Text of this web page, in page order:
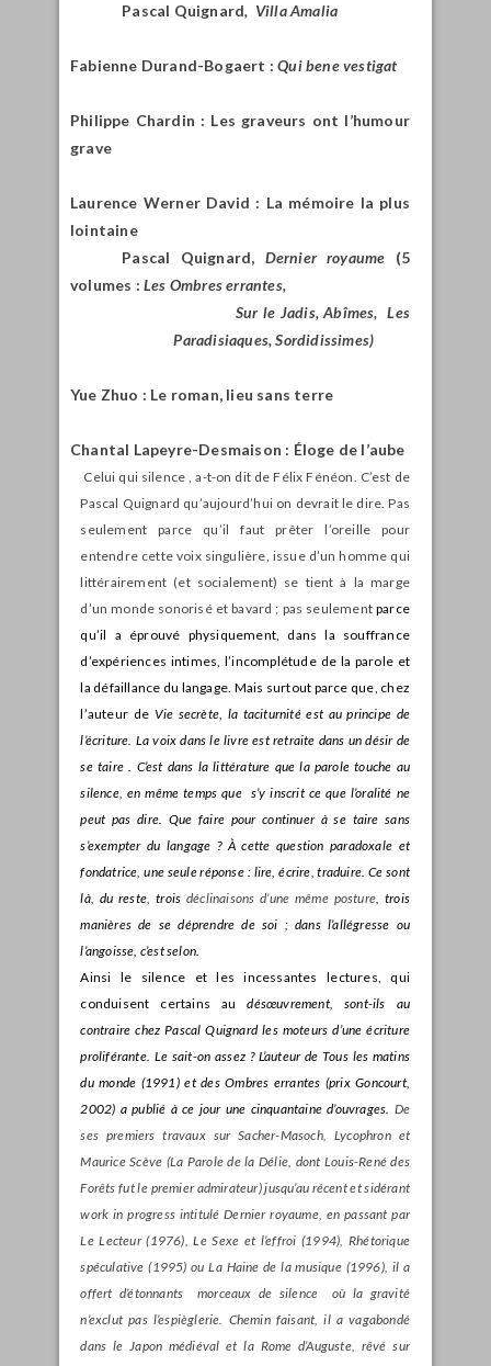
Pascal Quignard, Villa Amalia
Fabienne Durand-Bogaert :Qui bene vestigat
Philippe Chardin : Les graveurs ont l’humour
grave
Laurence Werner David : La mémoire la plus
lointaine
Pascal Quignard, Dernier royaume (5
volumes : Les Ombres errantes,
Sur le Jadis, Abîmes, Les
Paradisiaques, Sordidissimes)
Yue Zhuo : Le roman, lieu sans terre
Chantal Lapeyre-Desmaison : Éloge de l’aube
Celui qui silence , a-t-on dit de Félix Fénéon. C’est de
Pascal Quignard qu’aujourd’hui on devrait le dire. Pas
seulement parce qu’il faut prêter l’oreille pour
entendre cette voix singulière, issue d’un homme qui
littérairement (et socialement) se tient à la marge
d’un monde sonorisé et bavard ; pas seulement parce
qu’il a éprouvé physiquement, dans la souffrance
d’expériences intimes, l’incomplétude de la parole et
la défaillance du langage. Mais surtout parce que, chez
l’auteur de Vie secrète, la taciturnité est au principe de
l’écriture. La voix dans le livre est retraite dans un désir de
se taire . C’est dans la littérature que la parole touche au
silence, en même temps que s’y inscrit ce que l’oralité ne
peut pas dire. Que faire pour continuer à se taire sans
s’exempter du langage ? À cette question paradoxale et
fondatrice, une seule réponse : lire, écrire, traduire. Ce sont
là, du reste, trois déclinaisons d’une même posture, trois
manières de se déprendre de soi ; dans l’allégresse ou
l’angoisse, c’est selon.
Ainsi le silence et les incessantes lectures, qui
conduisent certains audésœuvrement, sont-ils au
contraire chez Pascal Quignard les moteurs d’une écriture
proliférante. Le sait-on assez ? L’auteur de Tous les matins
du monde (1991) et desOmbres errantes (prix Goncourt,
2002) a publié à ce jour une cinquantaine d’ouvrages. De
ses premiers travaux sur Sacher-Masoch, Lycophron et
Maurice Scève (La Parole de la Délie, dont Louis-René des
Forêts fut le premier admirateur) jusqu’au récent et sidérant
work in progress intituléDernier royaume, en passant par
Le Lecteur (1976),Le Sexe et l’effroi (1994), Rhétorique
spéculative (1995) ouLa Haine de la musique (1996), il a
offert d’étonnants morceaux de silence où la gravité
n’exclut pas l’espièglerie. Chemin faisant, il a vagabondé
dans le Japon médiéval et la Rome d’Auguste, rêvé sur